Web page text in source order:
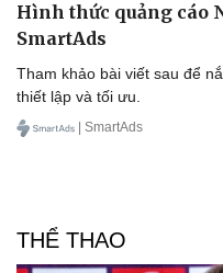
Sức khỏe
Dinh dưỡng - món ngon
Làm đẹp - giảm cân
Hình thức quảng cáo
SmartAds
Tham khảo bài viết sau để
thiết lập và tối ưu.
| SmartAds
THỂ THAO